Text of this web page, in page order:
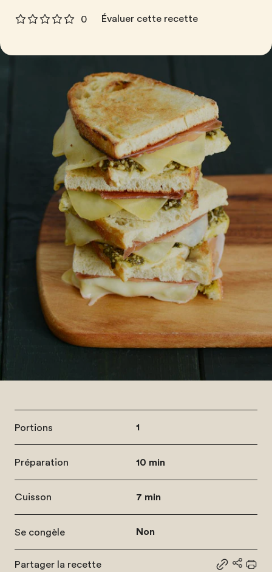
0 Évaluer cette recette
Portions 1
Préparation 10 min
Cuisson 7 min
Se congèle Non
Partager la recette